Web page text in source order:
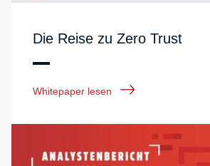
Die Reise zu Zero Trust
Whitepaper lesen